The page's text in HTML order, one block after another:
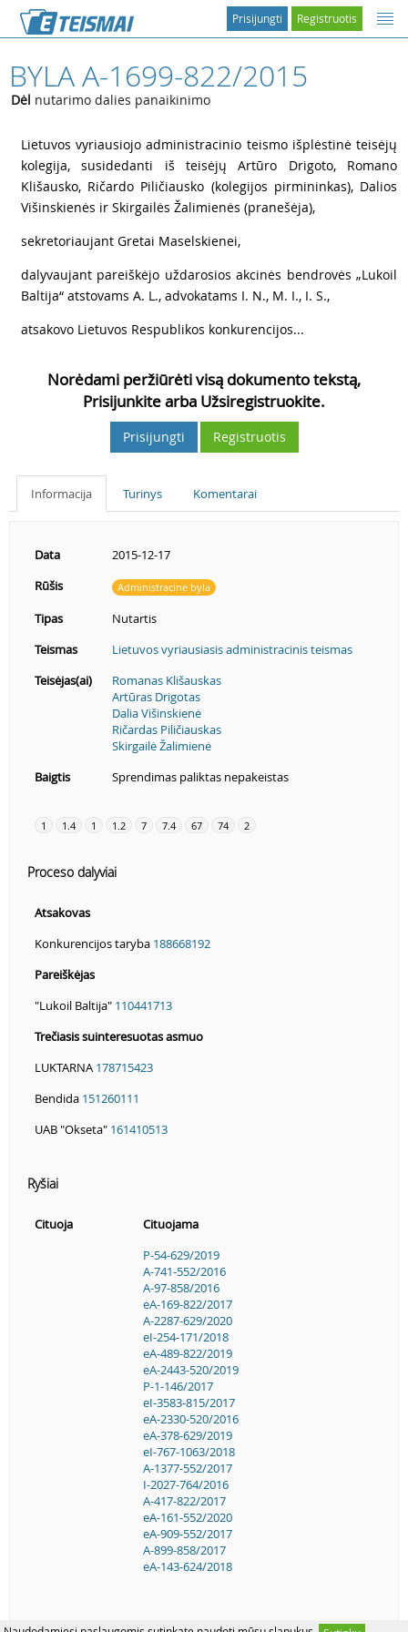
Registruotis
Prisijungti
BYLA A-1699-822/2015
Dėl nutarimo dalies panaikinimo
Lietuvos vyriausiojo administracinio teismo išplėstinė teisėjų
kolegija, susidedanti iš teisėjų Artūro Drigoto, Romano
Klišausko, Ričardo Piličiausko (kolegijos pirmininkas), Dalios
Višinskienės ir Skirgailės Žalimienės (pranešėja),
sekretoriaujant Gretai Maselskienei,
dalyvaujant pareiškėjo uždarosios akcinės bendrovės „Lukoil
Baltija“ atstovams A. L., advokatams I. N., M. I., I. S.,
atsakovo Lietuvos Respublikos konkurencijos...
Norėdami peržiūrėti visą dokumento tekstą,
Prisijunkite arba Užsiregistruokite.
Prisijungti Registruotis
Informacija Turinys Komentarai
Data
2015-12-17
Rūšis
Administracinė byla
Tipas
Nutartis
Teismas
Lietuvos vyriausiasis administracinis teismas
Teisėjas(ai)
Romanas Klišauskas
Artūras Drigotas
Dalia Višinskienė
Ričardas Piličiauskas
Skirgailė Žalimienė
Baigtis
Sprendimas paliktas nepakeistas
1 1.4 1 1.2 7 7.4 67 74 2
Proceso dalyviai
Atsakovas
Konkurencijos taryba 188668192
Pareiškėjas
"Lukoil Baltija" 110441713
Trečiasis suinteresuotas asmuo
LUKTARNA 178715423
Bendida 151260111
UAB "Okseta" 161410513
Ryšiai
Cituoja
Cituojama
P-54-629/2019
A-741-552/2016
A-97-858/2016
eA-169-822/2017
A-2287-629/2020
eI-254-171/2018
eA-489-822/2019
eA-2443-520/2019
P-1-146/2017
eI-3583-815/2017
eA-2330-520/2016
eA-378-629/2019
eI-767-1063/2018
A-1377-552/2017
I-2027-764/2016
A-417-822/2017
eA-161-552/2020
eA-909-552/2017
A-899-858/2017
eA-143-624/2018